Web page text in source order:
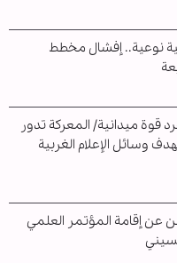
نوعية.. إفشال مخطط
قوة ميدانية/ المعركة تدور
وسائل الإعلام الغربية
عن إقامة المؤتمر العلمي